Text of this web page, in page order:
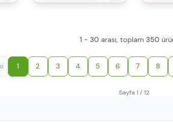
1 - 30 arası, toplam 350
1 2 3 4 5 6 7 8
Sayfa 1 / 12